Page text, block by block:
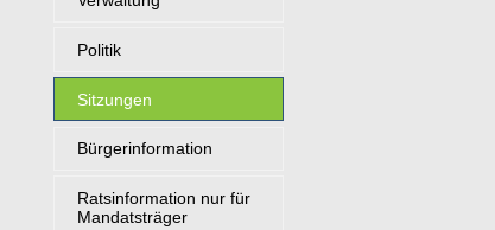
Politik
Sitzungen
Bürgerinformation
Ratsinformation nur für
Mandatsträger